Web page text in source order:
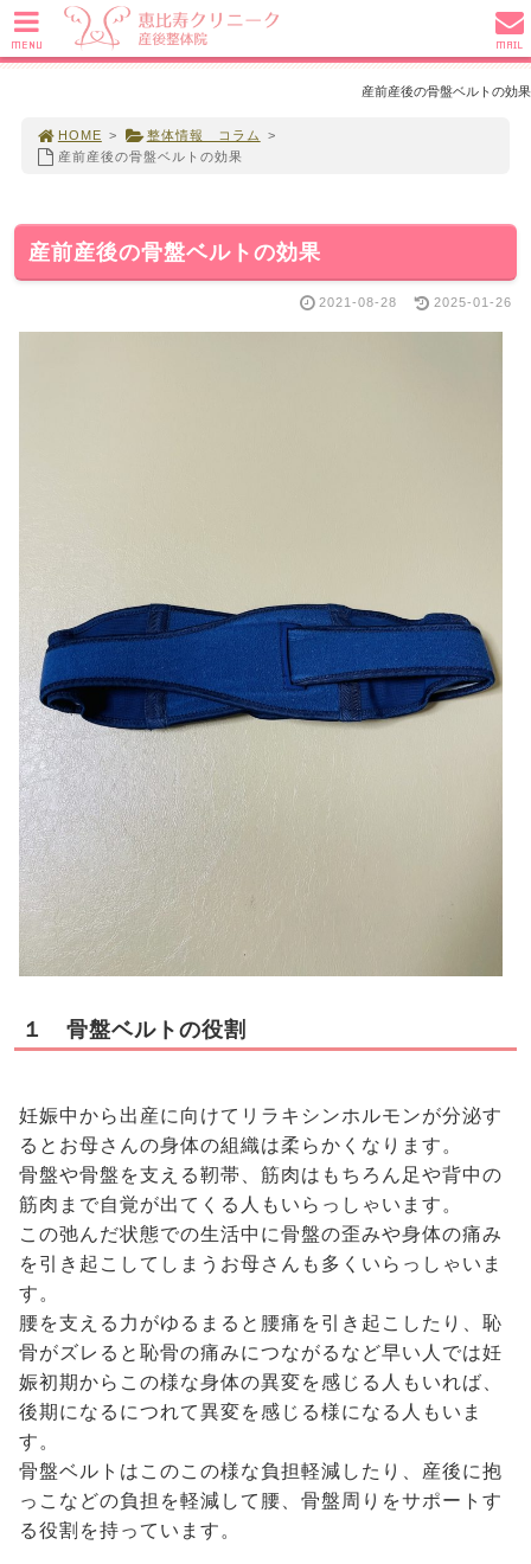
産前産後の骨盤ベルトの効果
HOME > 整体情報 コラム
>
産前産後の骨盤ベルトの効果
産前産後の骨盤ベルトの効果
2021-08-28 2025-01-26
１ 骨盤ベルトの役割
妊娠中から出産に向けてリラキシンホルモンが分泌す
るとお母さんの身体の組織は柔らかくなります。
骨盤や骨盤を支える靭帯、筋肉はもちろん足や背中の
筋肉まで自覚が出てくる人もいらっしゃいます。
この弛んだ状態での生活中に骨盤の歪みや身体の痛み
を引き起こしてしまうお母さんも多くいらっしゃいま
す。
腰を支える力がゆるまると腰痛を引き起こしたり、恥
骨がズレると恥骨の痛みにつながるなど早い人では妊
娠初期からこの様な身体の異変を感じる人もいれば、
後期になるにつれて異変を感じる様になる人もいま
す。
骨盤ベルトはこのこの様な負担軽減したり、産後に抱
っこなどの負担を軽減して腰、骨盤周りをサポートす
る役割を持っています。
MENU MAIL